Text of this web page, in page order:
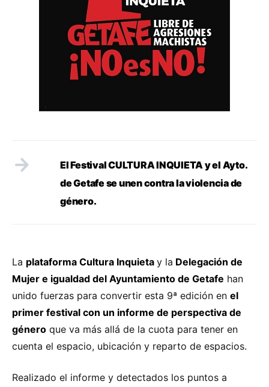
El Festival CULTURA INQUIETA y el Ayto.
de Getafe se unen contra la violencia de
género.
La plataforma Cultura Inquieta y la Delegación de
Mujer e igualdad del Ayuntamiento de Getafe han
unido fuerzas para convertir esta 9ª edición en el
primer festival con un informe de perspectiva de
género que va más allá de la cuota para tener en
cuenta el espacio, ubicación y reparto de espacios.
Realizado el informe y detectados los puntos a